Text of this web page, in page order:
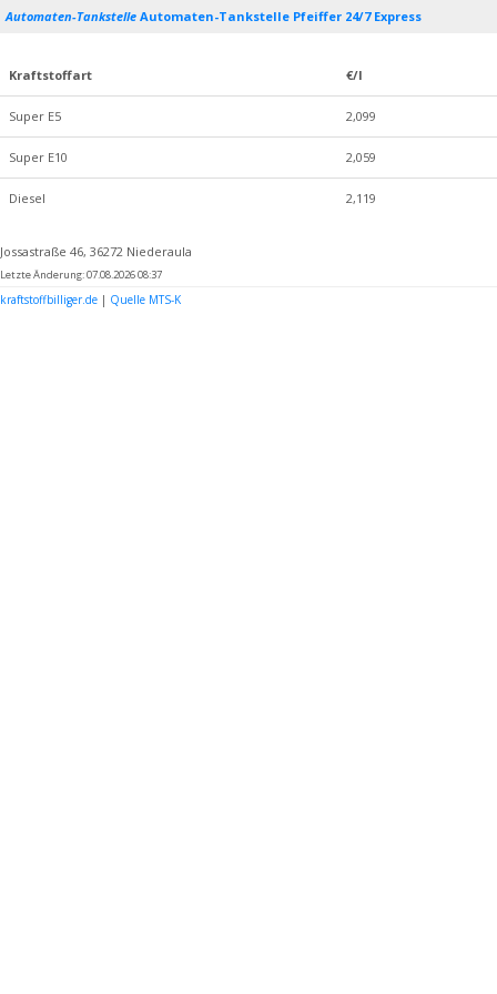
Automaten-Tankstelle Automaten-Tankstelle Pfeiffer 24/7 Express
Kraftstoffart €/l
Super E5 2,099
Super E10 2,059
Diesel 2,119
Jossastraße 46, 36272 Niederaula
Letzte Änderung: 07.08.2026 08:37
kraftstoffbilliger.de | Quelle MTS-K